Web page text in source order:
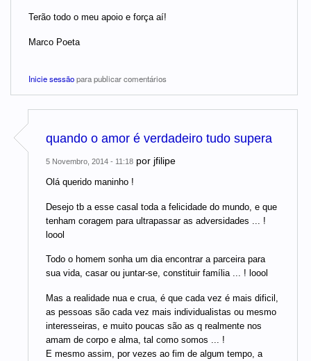
Terão todo o meu apoio e força aí!
Marco Poeta
Inicie sessãopara publicar comentários
quando o amor é verdadeiro tudo supera
5 Novembro, 2014 - 11:18 por jfilipe
Olá querido maninho !
Desejo tb a esse casal toda a felicidade do mundo, e que
tenham coragem para ultrapassar as adversidades ... !
loool
Todo o homem sonha um dia encontrar a parceira para
sua vida, casar ou juntar-se, constituir família ... ! loool
Mas a realidade nua e crua, é que cada vez é mais dificil,
as pessoas são cada vez mais individualistas ou mesmo
interesseiras, e muito poucas são as q realmente nos
amam de corpo e alma, tal como somos ... !
E mesmo assim, por vezes ao fim de algum tempo, a